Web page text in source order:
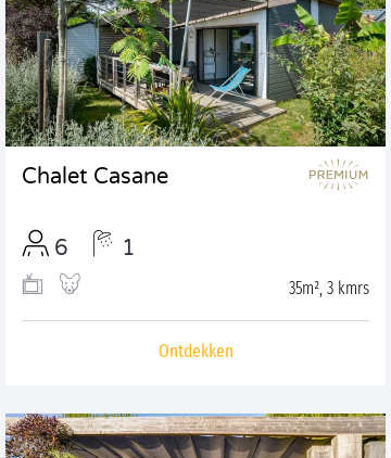
Chalet Casane
6 1
35m², 3 kmrs
Ontdekken